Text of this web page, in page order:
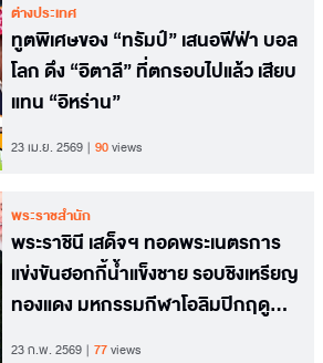
ต่างประเทศ
ทูตพิเศษของ “ทรัมป์” เสนอฟีฟ่า บอล
โลก ดึง “อิตาลี” ที่ตกรอบไปแล้ว เสียบ
แทน “อิหร่าน”
23 เม.ย. 2569 90views
พระราชสำนัก
พระราชินี เสด็จฯ ทอดพระเนตรการ
แข่งขันฮอกกี้น้ำแข็งชาย รอบชิงเหรียญ
ทองแดง มหกรรมกีฬาโอลิมปิกฤดู
หนาว 2026
23 ก.พ. 2569 77views